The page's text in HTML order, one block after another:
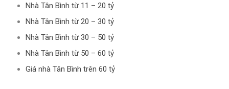
Nhà Tân Bình từ 11 – 20 tỷ
Nhà Tân Bình từ 20 – 30 tỷ
Nhà Tân Bình từ 30 – 50 tỷ
Nhà Tân Bình từ 50 – 60 tỷ
Giá nhà Tân Bình trên 60 tỷ